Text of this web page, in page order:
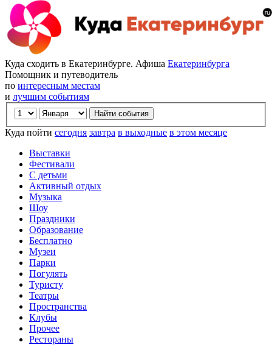
Куда сходить в Екатеринбурге. Афиша Екатеринбурга
Помощник и путеводитель
по интересным местам
и лучшим событиям
Куда пойти сегодня завтра в выходные в этом месяце
Выставки
Фестивали
С детьми
Активный отдых
Музыка
Шоу
Праздники
Образование
Бесплатно
Музеи
Парки
Погулять
Туристу
Театры
Пространства
Клубы
Прочее
Рестораны